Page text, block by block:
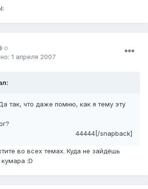
0
1 апреля 2007
так, что даже помню, как я тему эту
44444[/snapback]
во всех темах. Куда не зайдёшь
:D